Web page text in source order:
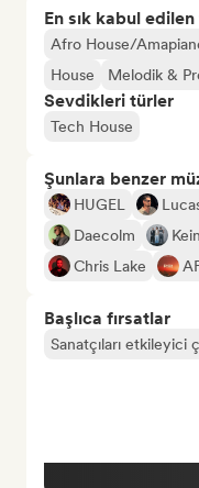
En sık kabul
Afro House/
House
Melodik &
Sevdikleri türler
Tech House
Şunlara benzer
HUGEL
Daecolm
Chris Lake
Başlıca fırsatlar
Sanatçıları etkileyici